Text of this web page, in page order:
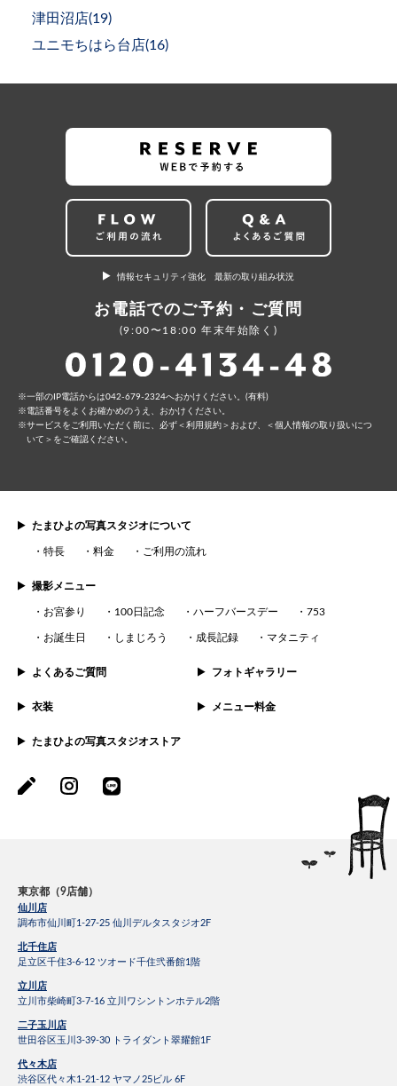
津田沼店(19)
ユニモちはら台店(16)
情報セキュリティ強化 最新の取り組み状況
お電話でのご予約・ご質問
(9:00〜18:00 年末年始除く)
⼀部のIP電話からは042-679-2324へおかけください。(有料)
電話番号をよくお確かめのうえ、おかけください。
サービスをご利⽤いただく前に、必ず ＜利⽤規約＞ および、
＜個⼈情報の取り扱いにつ
いて＞ をご確認ください。
たまひよの写真スタジオについて
特長 料金 ご利用の流れ
撮影メニュー
お宮参り 100日記念 ハーフバースデー 753
お誕生日 しまじろう 成長記録 マタニティ
よくあるご質問 フォトギャラリー
衣装 メニュー料金
たまひよの写真スタジオストア
東京都（9店舗）
仙川店
調布市仙川町1-27-25 仙川デルタスタジオ2F
北千住店
足立区千住3-6-12 ツオード千住弐番館1階
立川店
立川市柴崎町3-7-16 立川ワシントンホテル2階
二子玉川店
世田谷区玉川3-39-30 トライダント翠耀館1F
代々木店
渋谷区代々木1-21-12 ヤマノ25ビル 6F